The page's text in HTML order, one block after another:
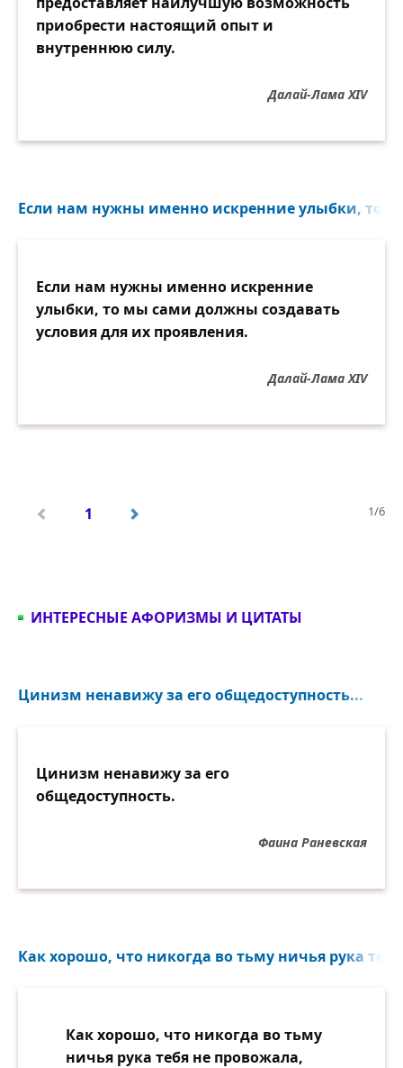
приобрести настоящий опыт и
внутреннюю силу.
Далай-Лама XIV
Если нам нужны именно искренние улыбки, то
Если нам нужны именно искренние
улыбки, то мы сами должны создавать
условия для их проявления.
Далай-Лама XIV
1/6
1
ИНТЕРЕСНЫЕ АФОРИЗМЫ И ЦИТАТЫ
Цинизм ненавижу за его общедоступность...
Цинизм ненавижу за его
общедоступность.
Фаина Раневская
Как хорошо, что никогда во тьму ничья рука
Как хорошо, что никогда во тьму
ничья рука тебя не провожала,